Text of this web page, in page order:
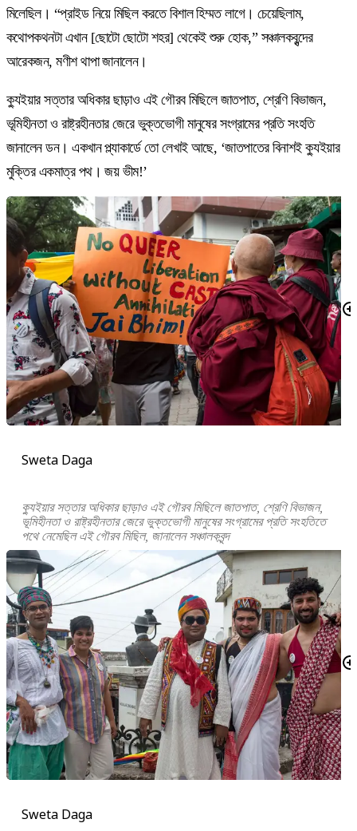
মিলেছিল। “প্রাইড নিয়ে মিছিল করতে বিশাল হিম্মত লাগে। চেয়েছিলাম,
কথোপকথনটা এখান [ছোটো ছোটো শহর] থেকেই শুরু হোক,” সঞ্চালকবৃন্দের
আরেকজন, মণীশ থাপা জানালেন।
ক্যুইয়ার সত্তার অধিকার ছাড়াও এই গৌরব মিছিলে জাতপাত, শ্রেণি বিভাজন,
ভূমিহীনতা ও রাষ্ট্রহীনতার জেরে ভুক্তভোগী মানুষের সংগ্রামের প্রতি সংহতি
জানালেন ডন। একখান প্ল্যাকার্ডে তো লেখাই আছে, ‘জাতপাতের বিনাশই ক্যুইয়ার
মুক্তির একমাত্র পথ। জয় ভীম!’
Sweta Daga
ক্যুইয়ার সত্তার অধিকার ছাড়াও এই গৌরব মিছিলে জাতপাত, শ্রেণি বিভাজন,
ভূমিহীনতা ও রাষ্ট্রহীনতার জেরে ভুক্তভোগী মানুষের সংগ্রামের প্রতি সংহতিতে
পথে নেমেছিল এই গৌরব মিছিল, জানালেন সঞ্চালকবৃন্দ
Sweta Daga